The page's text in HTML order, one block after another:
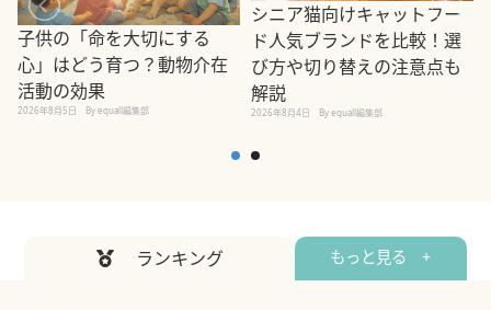
子供の「命を大切にする
心」はどう育つ？動物介在
活動の効果
2026年8月5日 By equall編集部
シニア猫向けキャットフー
ド人気ブランドを比較！選
び方や切り替えの注意点も
解説
2026年8月4日 By equall編集部
ランキング もっと見る +